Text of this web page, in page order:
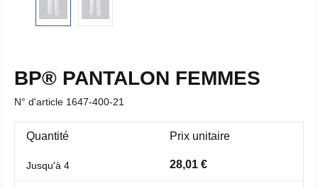
BP® PANTALON FEMMES
N° d'article 1647-400-21
Quantité Prix unitaire
Jusqu'à 4 28,01 €